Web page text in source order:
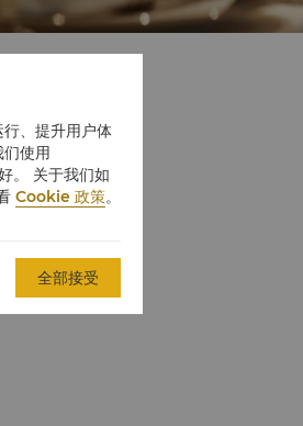
、提升用户体
使用
。 关于我们如
Cookie 政策。
全部接受